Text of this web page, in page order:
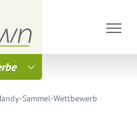
Sammel-Wettbewerb